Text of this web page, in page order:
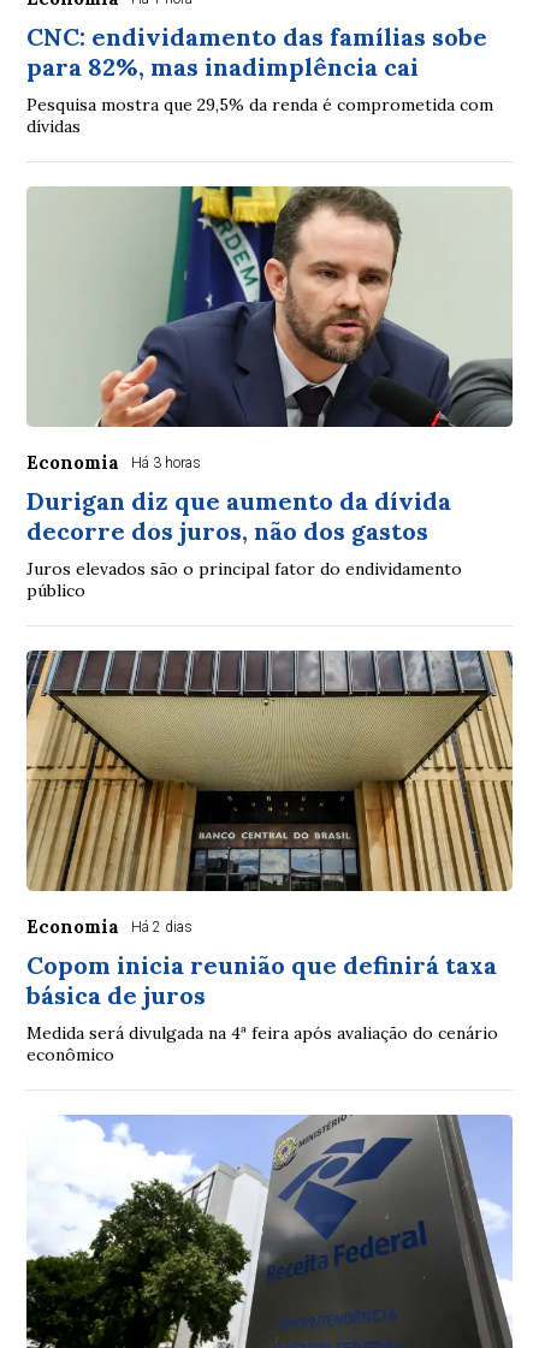
CNC: endividamento das famílias sobe
para 82%, mas inadimplência cai
Pesquisa mostra que 29,5% da renda é comprometida com
dívidas
Economia Há 3 horas
Durigan diz que aumento da dívida
decorre dos juros, não dos gastos
Juros elevados são o principal fator do endividamento
público
Economia Há 2 dias
Copom inicia reunião que definirá taxa
básica de juros
Medida será divulgada na 4ª feira após avaliação do cenário
econômico